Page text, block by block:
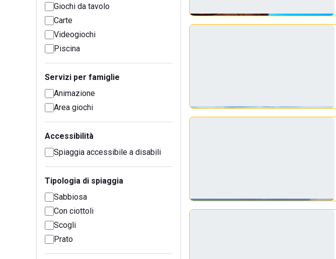
Giochi da tavolo
Carte
Videogiochi
Piscina
Servizi per famiglie
Animazione
Area giochi
Accessibilità
Spiaggia accessibile a disabili
Tipologia di spiaggia
Sabbiosa
Con ciottoli
Scogli
Prato